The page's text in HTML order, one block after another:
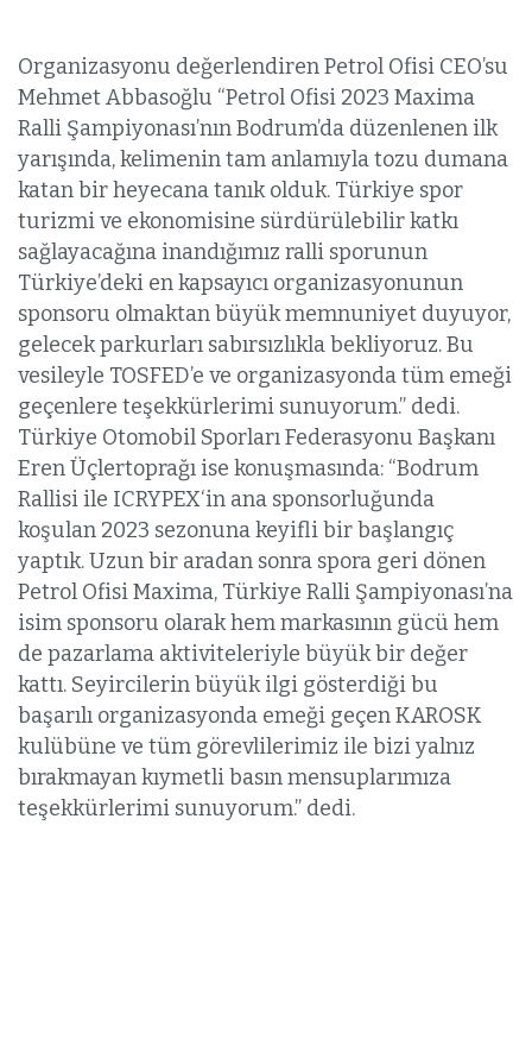
Organizasyonu değerlendiren Petrol Ofisi CEO’su
Mehmet Abbasoğlu “Petrol Ofisi 2023 Maxima
Ralli Şampiyonası’nın Bodrum’da düzenlenen ilk
yarışında, kelimenin tam anlamıyla tozu dumana
katan bir heyecana tanık olduk. Türkiye spor
turizmi ve ekonomisine sürdürülebilir katkı
sağlayacağına inandığımız ralli sporunun
Türkiye’deki en kapsayıcı organizasyonunun
sponsoru olmaktan büyük memnuniyet duyuyor,
gelecek parkurları sabırsızlıkla bekliyoruz. Bu
vesileyle TOSFED’e ve organizasyonda tüm emeği
geçenlere teşekkürlerimi sunuyorum.” dedi.
Türkiye Otomobil Sporları Federasyonu Başkanı
Eren Üçlertoprağı ise konuşmasında: “Bodrum
Rallisi ile ICRYPEX‘in ana sponsorluğunda
koşulan 2023 sezonuna keyifli bir başlangıç
yaptık. Uzun bir aradan sonra spora geri dönen
Petrol Ofisi Maxima, Türkiye Ralli Şampiyonası’na
isim sponsoru olarak hem markasının gücü hem
de pazarlama aktiviteleriyle büyük bir değer
kattı. Seyircilerin büyük ilgi gösterdiği bu
başarılı organizasyonda emeği geçen KAROSK
kulübüne ve tüm görevlilerimiz ile bizi yalnız
bırakmayan kıymetli basın mensuplarımıza
teşekkürlerimi sunuyorum.” dedi.